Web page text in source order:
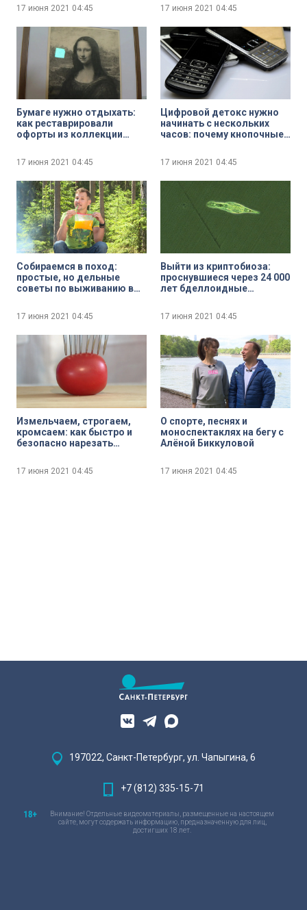
17 июня 2021 04:45 17 июня 2021 04:45
Бумаге нужно отдыхать:
как реставрировали
офорты из коллекции
17 июня 2021 04:45
Цифровой детокс нужно
начинать с нескольких
часов: почему кнопочные
17 июня 2021 04:45
Собираемся в поход:
простые, но дельные
советы по выживанию в
17 июня 2021 04:45
Выйти из криптобиоза:
проснувшиеся через 24 000
лет бделлоидные
размножаться
17 июня 2021 04:45
Измельчаем, строгаем,
кромсаем: как быстро и
безопасно нарезать
17 июня 2021 04:45
О спорте, песнях и
моноспектаклях на бегу с
Алёной Биккуловой
17 июня 2021 04:45
197022, Санкт-Петербург, ул. Чапыгина, 6
+7 (812) 335-15-71
Внимание! Отдельные видеоматериалы, размещенные на настоящем
сайте, могут содержать информацию, предназначенную для лиц,
достигших 18 лет.